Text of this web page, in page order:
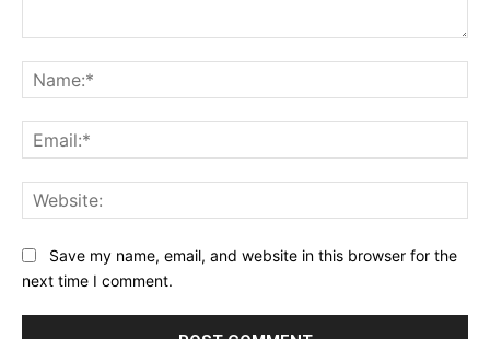
Save my name, email, and website in this browser for the
next time I comment.